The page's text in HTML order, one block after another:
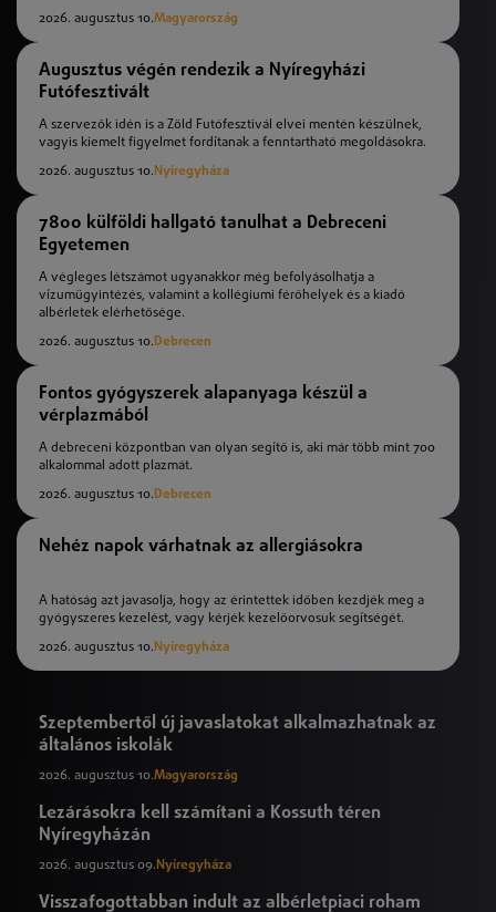
2026. augusztus 10.Magyarország
Augusztus végén rendezik a Nyíregyházi
Futófesztivált
A szervezők idén is a Zöld Futófesztivál elvei mentén készülnek,
vagyis kiemelt figyelmet fordítanak a fenntartható megoldásokra.
2026. augusztus 10. Nyíregyháza
7800 külföldi hallgató tanulhat a Debreceni
Egyetemen
A végleges létszámot ugyanakkor még befolyásolhatja a
vízumügyintézés, valamint a kollégiumi férőhelyek és a kiadó
albérletek elérhetősége.
2026. augusztus 10.Debrecen
Fontos gyógyszerek alapanyaga készül a
vérplazmából
A debreceni központban van olyan segítő is, aki már több mint 700
alkalommal adott plazmát.
2026. augusztus 10.Debrecen
Nehéz napok várhatnak az allergiásokra
A hatóság azt javasolja, hogy az érintettek időben kezdjék meg a
gyógyszeres kezelést, vagy kérjék kezelőorvosuk segítségét.
2026. augusztus 10. Nyíregyháza
Szeptembertől új javaslatokat alkalmazhatnak az
általános iskolák
2026. augusztus 10.Magyarország
Lezárásokra kell számítani a Kossuth téren
Nyíregyházán
2026. augusztus 09. Nyíregyháza
Visszafogottabban indult az albérletpiaci roham